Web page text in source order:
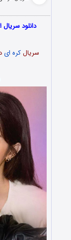
سریالکره ای